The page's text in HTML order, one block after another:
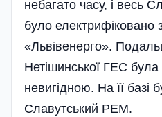
небагато часу, і весь
було електрифіковано
«Львівенерго».
Нетішинської ГЕС
невигідною. На її базі
Славутський РЕМ.